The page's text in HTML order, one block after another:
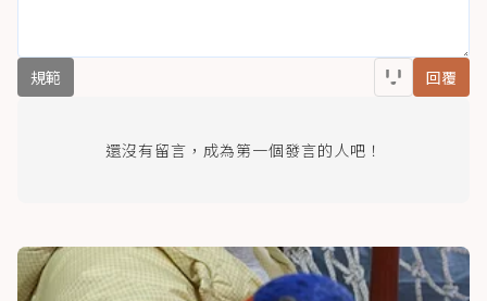
規範 回覆
還沒有留言，成為第一個發言的人吧！